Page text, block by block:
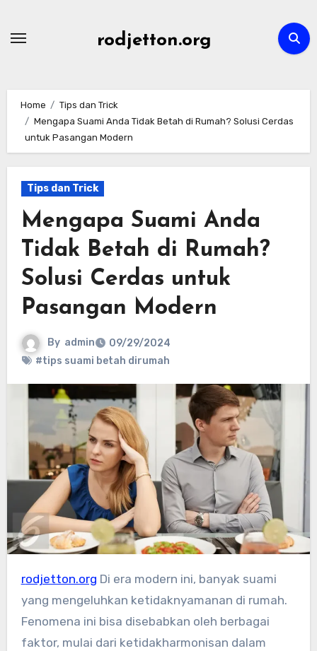
rodjetton.org
Home
Tips dan Trick
Mengapa Suami Anda Tidak Betah di Rumah? Solusi Cerdas
untuk Pasangan Modern
Tips dan Trick
Mengapa Suami Anda
Tidak Betah di Rumah?
Solusi Cerdas untuk
Pasangan Modern
By admin
09/29/2024
#tips suami betah dirumah
rodjetton.org Di era modern ini, banyak suami
yang mengeluhkan ketidaknyamanan di rumah.
Fenomena ini bisa disebabkan oleh berbagai
faktor, mulai dari ketidakharmonisan dalam